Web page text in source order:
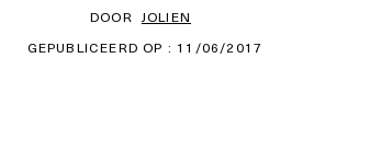
DOOR JOLIEN
GEPUBLICEERD OP : 11/06/2017